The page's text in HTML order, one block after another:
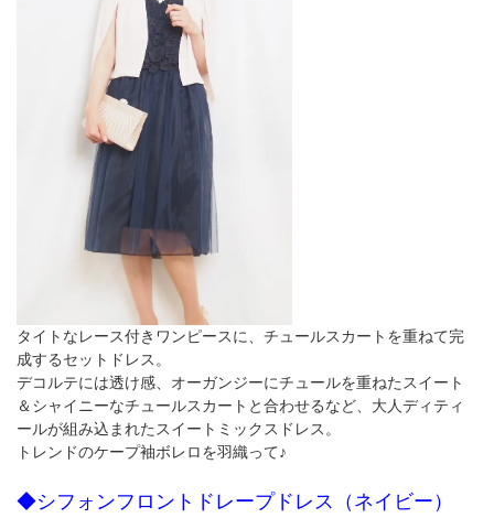
タイトなレース付きワンピースに、チュールスカートを重ねて完
成するセットドレス。
デコルテには透け感、オーガンジーにチュールを重ねたスイート
＆シャイニーなチュールスカートと合わせるなど、大人ディティ
ールが組み込まれたスイートミックスドレス。
トレンドのケープ袖ボレロを羽織って♪
◆シフォンフロントドレープドレス（ネイビー）